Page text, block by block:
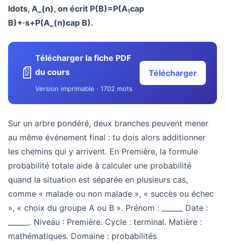
ldots, A_(n), on écrit P(B)=P(A₁cap
B)+·s+P(A_(n)cap B).
📄
Télécharger la fiche PDF
du cours
Version imprimable · 1702 mots
Télécharger
Sur un arbre pondéré, deux branches peuvent mener
au même événement final : tu dois alors additionner
les chemins qui y arrivent. En Première, la formule
probabilité totale aide à calculer une probabilité
quand la situation est séparée en plusieurs cas,
comme « malade ou non malade », « succès ou échec
», « choix du groupe A ou B ». Prénom : ______ Date :
______. Niveau : Première. Cycle : terminal. Matière :
mathématiques. Domaine : probabilités